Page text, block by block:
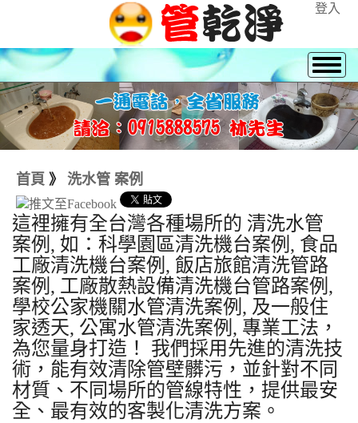
登入
首頁 》 洗水管 案例
這裡擁有全台灣各種場所的 清洗水管
案例, 如：科學園區清洗機台案例, 食品
工廠清洗機台案例, 飯店旅館清洗管路
案例, 工廠散熱設備清洗機台管路案例,
學校公家機關水管清洗案例, 及一般住
家透天, 公寓水管清洗案例, 專業工法，
為您量身打造！ 我們採用先進的清洗技
術，能有效清除管壁髒污，並針對不同
材質、不同場所的管線特性，提供最安
全、最有效的客製化清洗方案。